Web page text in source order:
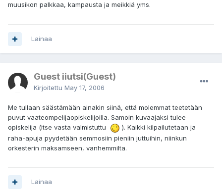
muusikon palkkaa, kampausta ja meikkiä yms.
Lainaa
Guest iiutsi(Guest)
Kirjoitettu May 17, 2006
Me tullaan säästämään ainakin siinä, että molemmat teetetään
puvut vaateompelijaopiskelijoilla. Samoin kuvaajaksi tulee
opiskelija (itse vasta valmistuttu
). Kaikki kilpailutetaan ja
raha-apuja pyydetään semmosiin pieniin juttuihin, niinkun
orkesterin maksamseen, vanhemmilta.
Lainaa